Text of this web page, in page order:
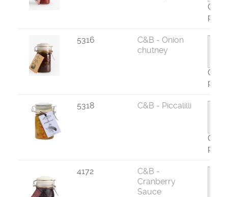
par 6
5316
C&B - Onion
chutney
par 6
5318 C&B - Piccalilli
par 6
4172
C&B -
Cranberry
Sauce